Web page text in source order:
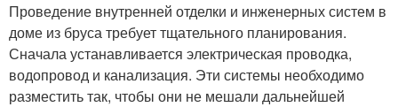
Проведение внутренней отделки и инженерных систем в
доме из бруса требует тщательного планирования.
Сначала устанавливается электрическая проводка,
водопровод и канализация. Эти системы необходимо
разместить так, чтобы они не мешали дальнейшей